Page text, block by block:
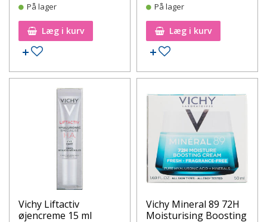
På lager
Læg i kurv
Tilføj til ønskeseddel
På lager
Læg i kurv
Tilføj til ønskeseddel
Vichy Liftactiv
øjencreme 15 ml
Vichy Mineral 89 72H
Moisturising Boosting